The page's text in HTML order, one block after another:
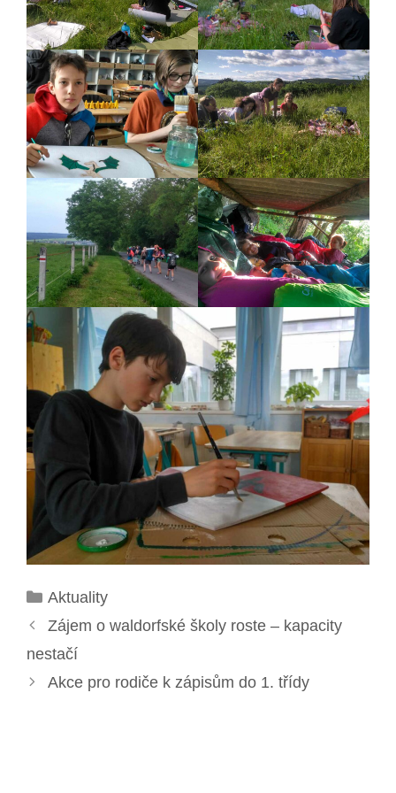
Rubriky
Aktuality
Zájem o waldorfské školy roste – kapacity
nestačí
Akce pro rodiče k zápisům do 1. třídy